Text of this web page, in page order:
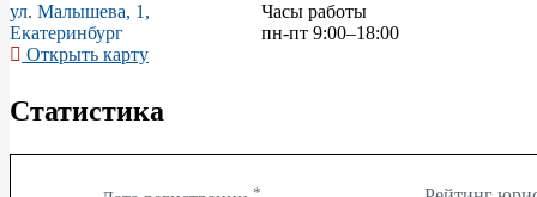
ул. Малышева, 1,
Екатеринбург
Открыть карту
Часы работы
пн-пт 9:00–18:00
Статистика
*
УГОЛОВНОЕ ПРАВО
МОСКВА